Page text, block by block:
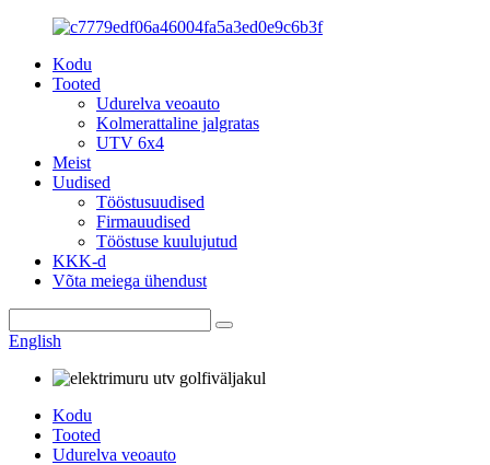
Kodu
Tooted
Udurelva veoauto
Kolmerattaline jalgratas
UTV 6x4
Meist
Uudised
Tööstusuudised
Firmauudised
Tööstuse kuulujutud
KKK-d
Võta meiega ühendust
English
Kodu
Tooted
Udurelva veoauto